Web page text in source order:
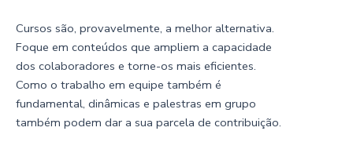
Cursos são, provavelmente, a melhor alternativa.
Foque em conteúdos que ampliem a capacidade
dos colaboradores e torne-os mais eficientes.
Como o trabalho em equipe também é
fundamental, dinâmicas e palestras em grupo
também podem dar a sua parcela de contribuição.